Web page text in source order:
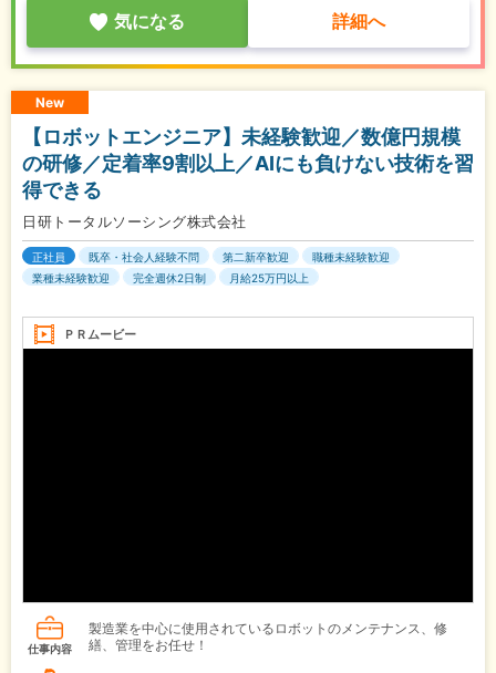
気になる 詳細へ
New
【ロボットエンジニア】未経験歓迎／数億円規模
の研修／定着率9割以上／AIにも負けない技術を習
得できる
日研トータルソーシング株式会社
正社員 既卒・社会人経験不問 第二新卒歓迎
職種未経験歓迎
業種未経験歓迎
完全週休2日制 月給25万円以上
ＰＲムービー
仕事内容
製造業を中心に使用されているロボットのメンテナンス、修
繕、管理をお任せ！